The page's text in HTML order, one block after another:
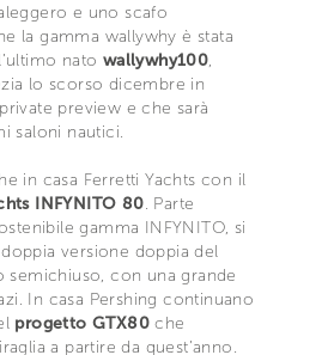
e uno scafo
la gamma wallywhy è stata
nato wallywhy100,
lo scorso dicembre in
preview e che sarà
saloni nautici.
in casa Ferretti Yachts con il
INFYNITO 80. Parte
gamma INFYNITO, si
versione doppia del
semichiuso, con una grande
In casa Pershing continuano
progetto GTX80che
a partire da quest’anno.